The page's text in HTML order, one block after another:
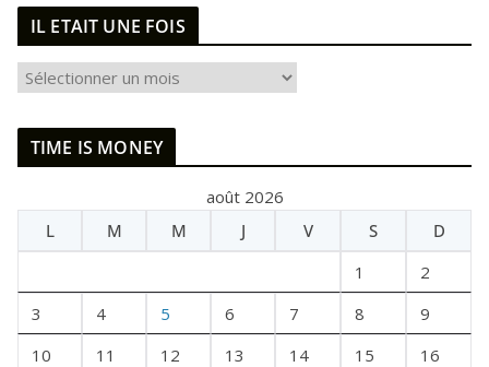
IL ETAIT UNE FOIS
L
E
I
U
F
TIME IS MONEY
août 2026
L
M M J V S
D
1
2
3
4 5 6 7 8
9
10
11 12 13 14 15
16